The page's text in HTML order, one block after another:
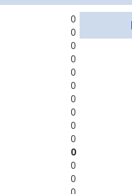
0
0
0
0
0
0
0
0
0
0
0
0
0